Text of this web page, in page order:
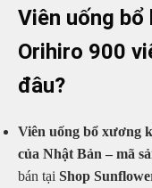
Viên uống bổ
Orihiro 900
đâu?
Viên uống bổ xương
của Nhật Bản – mã
bán tại Shop